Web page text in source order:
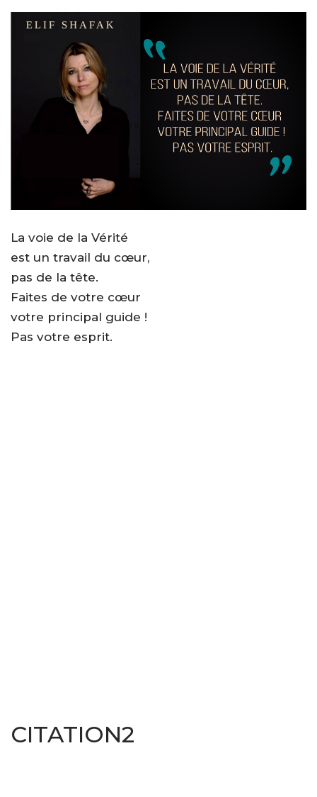
La voie de la Vérité
est un travail du cœur,
pas de la tête.
Faites de votre cœur
votre principal guide !
Pas votre esprit.
CITATION2